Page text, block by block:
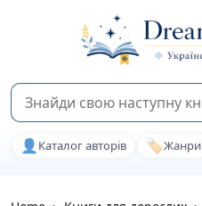
👤 Каталог авторів 🏷️Жанри